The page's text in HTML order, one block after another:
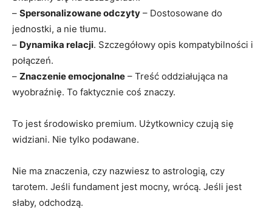
– Spersonalizowane odczyty – Dostosowane do
jednostki, a nie tłumu.
– Dynamika relacji. Szczegółowy opis kompatybilności i
połączeń.
– Znaczenie emocjonalne – Treść oddziałująca na
wyobraźnię. To faktycznie coś znaczy.
To jest środowisko premium. Użytkownicy czują się
widziani. Nie tylko podawane.
Nie ma znaczenia, czy nazwiesz to astrologią, czy
tarotem. Jeśli fundament jest mocny, wrócą. Jeśli jest
słaby, odchodzą.